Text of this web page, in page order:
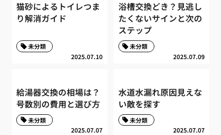
猫砂によるトイレつま
り解消ガイド
2025.07.10
未分類
浴槽交換どき？見逃し
たくないサインと次の
ステップ
2025.07.09
未分類
給湯器交換の相場は？
号数別の費用と選び方
2025.07.07
未分類
水道水漏れ原因見えな
い敵を探す
2025.07.07
未分類